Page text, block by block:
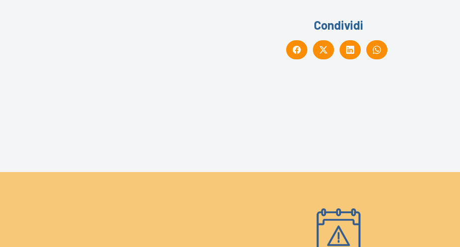
Condividi